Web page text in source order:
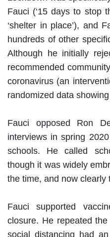
Fauci (‘15 days to stop
‘shelter in place’), and
hundreds of other
Although he initially
recommended
coronavirus (an
randomized data
Fauci opposed Ron
interviews in spring
schools. He called
though it was widely
the time, and now clearly
Fauci supported
closure. He repeated
social distancing had